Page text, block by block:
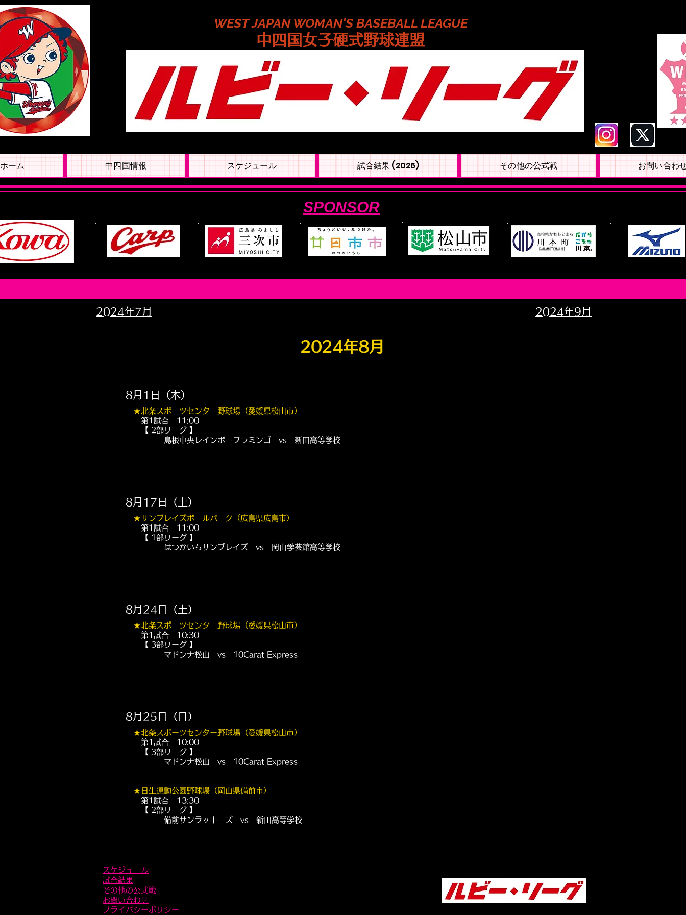
WEST JAPAN WOMAN'S BASEBALL LEAGUE
​中四国女子硬式野球連盟
ホーム 中四国情報 スケジュール 試合結果 (2026) その他の公式戦 お問い合わ
SPONSOR
2024年7月 2024年9月
2024年8月
8月1日（木）
★北条スポーツセンター野球場（愛媛県松山市）
第1試合 11:00
【 2部リーグ 】
島根中央レインボーフラミンゴ vs 新田高等学校
8月17日（土）
★サンブレイズボールパーク（広島県広島市）
第1試合 11:00
【 1部リーグ 】
はつかいちサンブレイズ vs 岡山学芸館高等学校
8月24日（土）
★北条スポーツセンター野球場（愛媛県松山市）
第1試合 10:30
【 3部リーグ 】
マドンナ松山 vs 10Carat Express
8月25日（日）
★北条スポーツセンター野球場（愛媛県松山市）
第1試合 10:00
【 3部リーグ 】
​ マドンナ松山 vs 10Carat Express
★ 日生運動公園野球場（岡山県備前市）
第1試合 13:30
【 2部リーグ 】
備前サンラッキーズ vs 新田高等学校
​スケジュール
試合結果
その他の公式戦
お問い合わせ
​プライバシーポリシー